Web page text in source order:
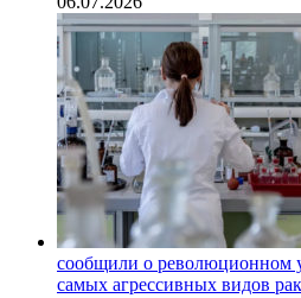
сообщили о революционном
самых агрессивных видов